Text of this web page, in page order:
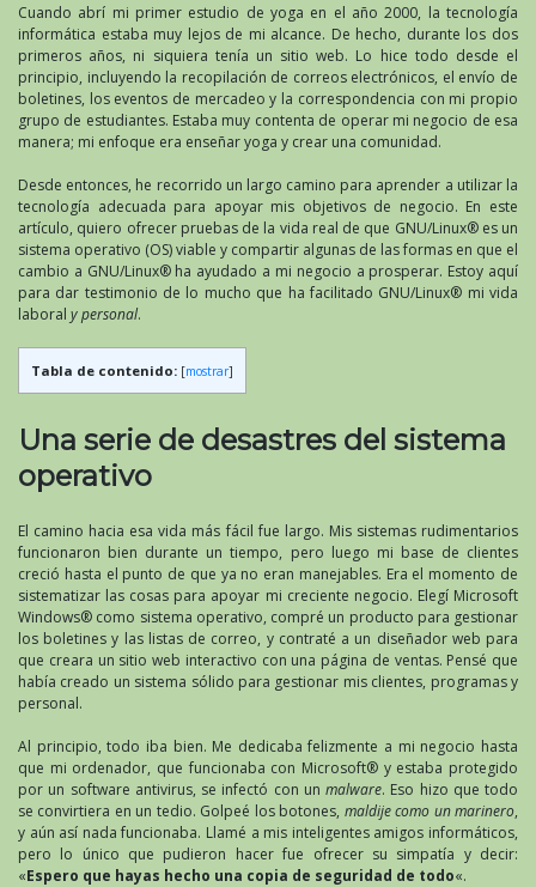
Cuando abrí mi primer estudio de yoga en el año 2000, la tecnología
informática estaba muy lejos de mi alcance. De hecho, durante los dos
primeros años, ni siquiera tenía un sitio web. Lo hice todo desde el
principio, incluyendo la recopilación de correos electrónicos, el envío de
boletines, los eventos de mercadeo y la correspondencia con mi propio
grupo de estudiantes. Estaba muy contenta de operar mi negocio de esa
manera; mi enfoque era enseñar yoga y crear una comunidad.
Desde entonces, he recorrido un largo camino para aprender a utilizar la
tecnología adecuada para apoyar mis objetivos de negocio. En este
artículo, quiero ofrecer pruebas de la vida real de que GNU/Linux® es un
sistema operativo (OS) viable y compartir algunas de las formas en que el
cambio a GNU/Linux® ha ayudado a mi negocio a prosperar. Estoy aquí
para dar testimonio de lo mucho que ha facilitado GNU/Linux® mi vida
laboral y personal.
Tabla de contenido: [mostrar]
Una serie de desastres del sistema
operativo
El camino hacia esa vida más fácil fue largo. Mis sistemas rudimentarios
funcionaron bien durante un tiempo, pero luego mi base de clientes
creció hasta el punto de que ya no eran manejables. Era el momento de
sistematizar las cosas para apoyar mi creciente negocio. Elegí Microsoft
Windows® como sistema operativo, compré un producto para gestionar
los boletines y las listas de correo, y contraté a un diseñador web para
que creara un sitio web interactivo con una página de ventas. Pensé que
había creado un sistema sólido para gestionar mis clientes, programas y
personal.
Al principio, todo iba bien. Me dedicaba felizmente a mi negocio hasta
que mi ordenador, que funcionaba con Microsoft® y estaba protegido
por un software antivirus, se infectó con un malware. Eso hizo que todo
se convirtiera en un tedio. Golpeé los botones, maldije como un marinero,
y aún así nada funcionaba. Llamé a mis inteligentes amigos informáticos,
pero lo único que pudieron hacer fue ofrecer su simpatía y decir:
«Espero que hayas hecho una copia de seguridad de todo«.